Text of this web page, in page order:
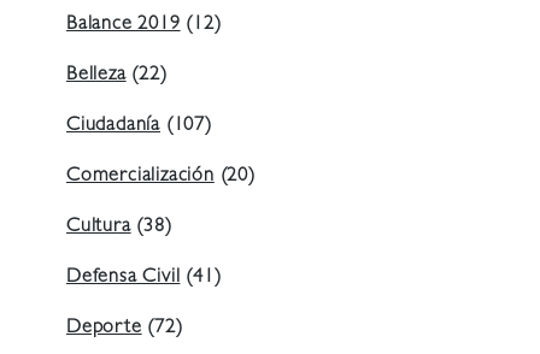
Balance 2019 (12)
Belleza(22)
Ciudadanía (107)
Comercialización (20)
Cultura(38)
Defensa Civil (41)
Deporte (72)